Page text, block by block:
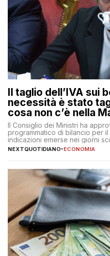
Il taglio dell’IVA sui
necessità è stato
cosa non c’è nella
Meloni
Il Consiglio dei Ministri ha
programmatico di bilancio per
indicazioni emerse nei giorni
NEXTQUOTIDIANO-ECONOMIA